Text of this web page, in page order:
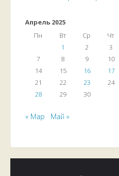
Апрель 2025
Пн
Вт Ср Чт
1
2 3
7
8 9 10
14
15 16 17
21
22 23 24
28
29 30
« Мар Май »